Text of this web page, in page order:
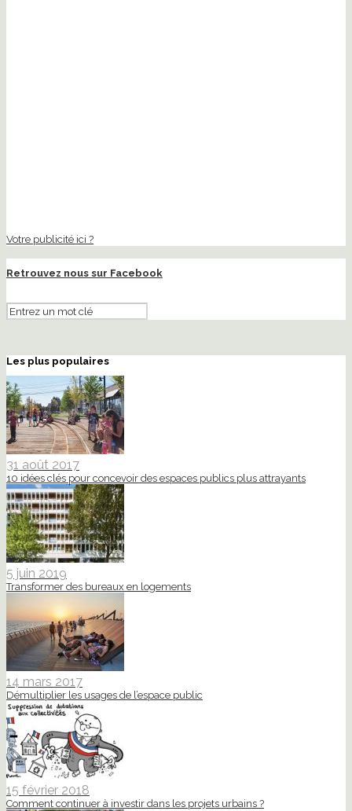
Votre publicité ici ?
Retrouvez nous sur Facebook
Les plus populaires
31 août 2017
10 idées clés pour concevoir des espaces publics plus attrayants
5 juin 2019
Transformer des bureaux en logements
14 mars 2017
Démultiplier les usages de l’espace public
15 février 2018
Comment continuer à investir dans les projets urbains ?